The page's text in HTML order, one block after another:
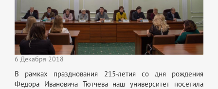
6 Декабря 2018
В рамках празднования 215-летия со дня рождения
Федора Ивановича Тютчева наш университет посетила